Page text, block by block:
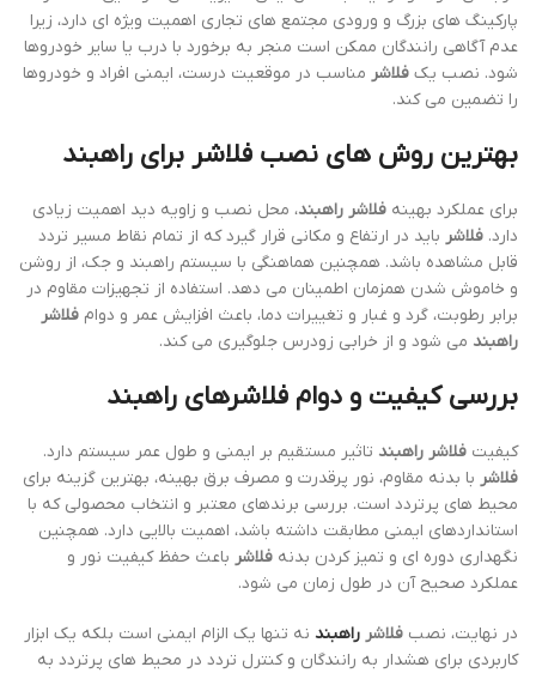
پارکینگ های بزرگ و ورودی مجتمع های تجاری اهمیت ویژه ای دارد، زیرا
عدم آگاهی رانندگان ممکن است منجر به برخورد با درب یا سایر خودروها
شود. نصب یک فلاشر مناسب در موقعیت درست، ایمنی افراد و خودروها
را تضمین می کند.
بهترین روش های نصب فلاشر برای راهبند
برای عملکرد بهینه فلاشر راهبند، محل نصب و زاویه دید اهمیت زیادی
دارد. فلاشر باید در ارتفاع و مکانی قرار گیرد که از تمام نقاط مسیر تردد
قابل مشاهده باشد. همچنین هماهنگی با سیستم راهبند و جک، از روشن
و خاموش شدن همزمان اطمینان می دهد. استفاده از تجهیزات مقاوم در
برابر رطوبت، گرد و غبار و تغییرات دما، باعث افزایش عمر و دوام فلاشر
راهبند می شود و از خرابی زودرس جلوگیری می کند.
بررسی کیفیت و دوام فلاشرهای راهبند
کیفیت فلاشر راهبند تاثیر مستقیم بر ایمنی و طول عمر سیستم دارد.
فلاشر با بدنه مقاوم، نور پرقدرت و مصرف برق بهینه، بهترین گزینه برای
محیط های پرتردد است. بررسی برندهای معتبر و انتخاب محصولی که با
استانداردهای ایمنی مطابقت داشته باشد، اهمیت بالایی دارد. همچنین
نگهداری دوره ای و تمیز کردن بدنه فلاشر باعث حفظ کیفیت نور و
عملکرد صحیح آن در طول زمان می شود.
در نهایت، نصب فلاشر راهبند نه تنها یک الزام ایمنی است بلکه یک ابزار
کاربردی برای هشدار به رانندگان و کنترل تردد در محیط های پرتردد به